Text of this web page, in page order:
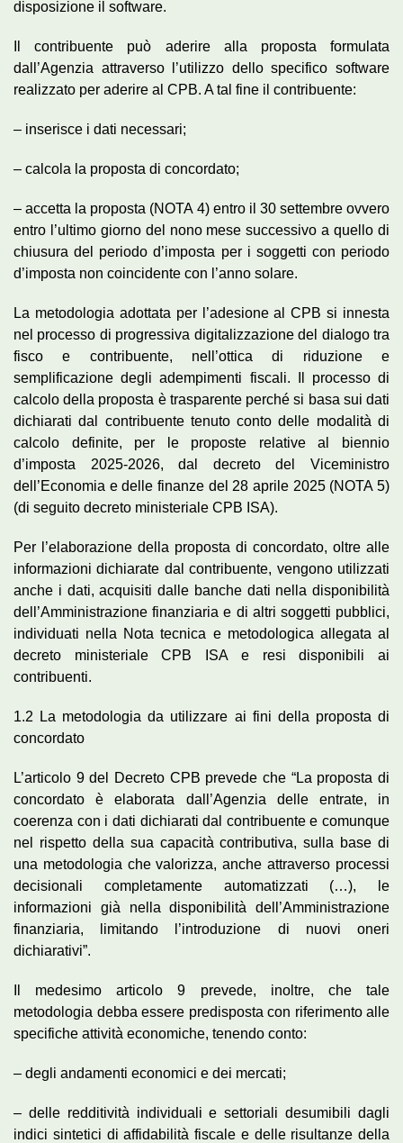
disposizione il software.
Il contribuente può aderire alla proposta formulata
dall’Agenzia attraverso l’utilizzo dello specifico software
realizzato per aderire al CPB. A tal fine il contribuente:
– inserisce i dati necessari;
– calcola la proposta di concordato;
– accetta la proposta (NOTA 4) entro il 30 settembre ovvero
entro l’ultimo giorno del nono mese successivo a quello di
chiusura del periodo d’imposta per i soggetti con periodo
d’imposta non coincidente con l’anno solare.
La metodologia adottata per l’adesione al CPB si innesta
nel processo di progressiva digitalizzazione del dialogo tra
fisco e contribuente, nell’ottica di riduzione e
semplificazione degli adempimenti fiscali. Il processo di
calcolo della proposta è trasparente perché si basa sui dati
dichiarati dal contribuente tenuto conto delle modalità di
calcolo definite, per le proposte relative al biennio
d’imposta 2025-2026, dal decreto del Viceministro
dell’Economia e delle finanze del 28 aprile 2025 (NOTA 5)
(di seguito decreto ministeriale CPB ISA).
Per l’elaborazione della proposta di concordato, oltre alle
informazioni dichiarate dal contribuente, vengono utilizzati
anche i dati, acquisiti dalle banche dati nella disponibilità
dell’Amministrazione finanziaria e di altri soggetti pubblici,
individuati nella Nota tecnica e metodologica allegata al
decreto ministeriale CPB ISA e resi disponibili ai
contribuenti.
1.2 La metodologia da utilizzare ai fini della proposta di
concordato
L’articolo 9 del Decreto CPB prevede che “La proposta di
concordato è elaborata dall’Agenzia delle entrate, in
coerenza con i dati dichiarati dal contribuente e comunque
nel rispetto della sua capacità contributiva, sulla base di
una metodologia che valorizza, anche attraverso processi
decisionali completamente automatizzati (…), le
informazioni già nella disponibilità dell’Amministrazione
finanziaria, limitando l’introduzione di nuovi oneri
dichiarativi”.
Il medesimo articolo 9 prevede, inoltre, che tale
metodologia debba essere predisposta con riferimento alle
specifiche attività economiche, tenendo conto:
– degli andamenti economici e dei mercati;
– delle redditività individuali e settoriali desumibili dagli
indici sintetici di affidabilità fiscale e delle risultanze della